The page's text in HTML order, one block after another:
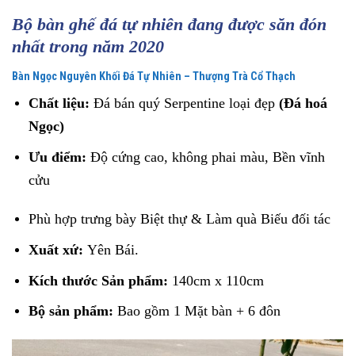
Bộ bàn ghế đá tự nhiên đang được săn đón
nhất trong năm 2020
Bàn Ngọc Nguyên Khối Đá Tự Nhiên – Thượng Trà Cổ Thạch
Chất liệu: Đá bán quý Serpentine loại đẹp (Đá hoá
Ngọc)
Ưu điểm: Độ cứng cao, không phai màu, Bền vĩnh
cửu
Phù hợp trưng bày Biệt thự & Làm quà Biếu đối tác
Xuất xứ: Yên Bái.
Kích thước Sản phẩm: 140cm x 110cm
Bộ sản phẩm: Bao gồm 1 Mặt bàn + 6 đôn